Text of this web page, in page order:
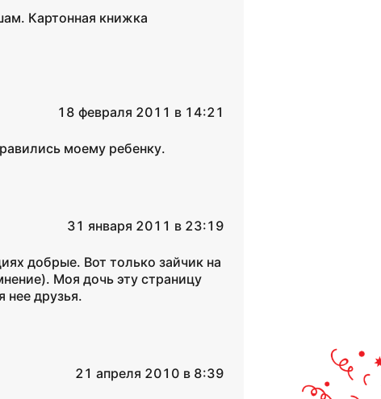
Картонная книжка
18 февраля 2011 в 14:21
моему ребенку.
31 января 2011 в 23:19
добрые. Вот только зайчик на
Моя дочь эту страницу
нее друзья.
21 апреля 2010 в 8:39